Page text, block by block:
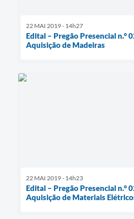
22 MAI 2019 - 14h27
Edital – Pregão Presencial n.°
Aquisição de Madeiras
22 MAI 2019 - 14h23
Edital – Pregão Presencial n.°
Aquisição de Materiais